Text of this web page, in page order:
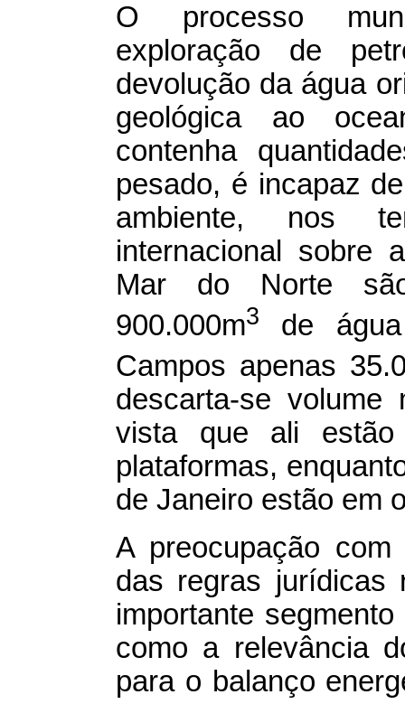
O processo
exploração de
devolução da água
geológica ao
contenha
pesado, é incapaz
ambiente, nos
internacional sobre
Mar do Norte
900.000m3
de
Campos apenas
descarta-se
vista que ali
plataformas,
de Janeiro estão em
A preocupação
das regras jurídicas
importante
como a relevância
para o balanço